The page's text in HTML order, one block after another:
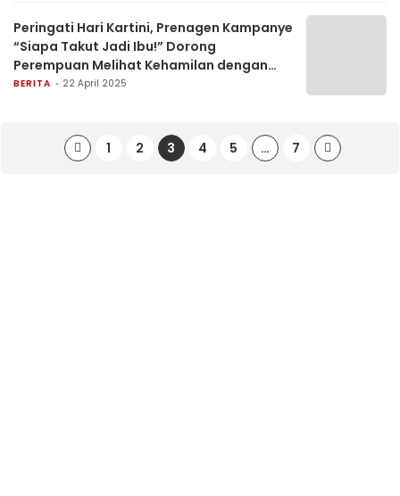
Peringati Hari Kartini, Prenagen Kampanye
“Siapa Takut Jadi Ibu!” Dorong
Perempuan Melihat Kehamilan dengan
Perspektif Baru
BERITA 22 April 2025
1 2 3 4 5 … 7